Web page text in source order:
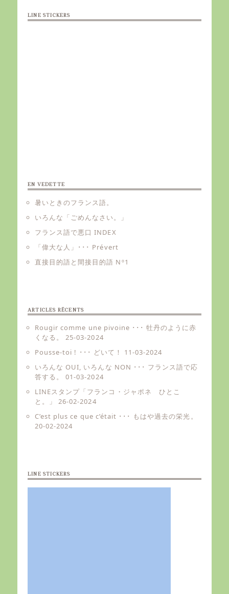
LINE STICKERS
EN VEDETTE
暑いときのフランス語。
いろんな「ごめんなさい。」
フランス語で悪口 INDEX
「偉大な人」･･･ Prévert
直接目的語と間接目的語 Nº1
ARTICLES RÉCENTS
Rougir comme une pivoine ･･･ 牡丹のように赤
くなる。
25-03-2024
Pousse-toi ! ･･･ どいて！
11-03-2024
いろんな OUI, いろんな NON ･･･ フランス語で応
答する。
01-03-2024
LINEスタンプ「フランコ・ジャポネ ひとこ
と。」
26-02-2024
C’est plus ce que c’était ･･･ もはや過去の栄光。
20-02-2024
LINE STICKERS